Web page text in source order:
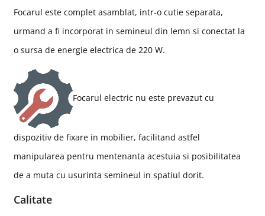
Focarul este complet asamblat, intr-o cutie separata,
urmand a fi incorporat in semineul din lemn si conectat la
o sursa de energie electrica de 220 W.
Focarul electric nu este prevazut cu
dispozitiv de fixare in mobilier, facilitand astfel
manipularea pentru mentenanta acestuia si posibilitatea
de a muta cu usurinta semineul in spatiul dorit.
Calitate